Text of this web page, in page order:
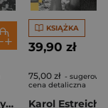
Rzeźpospolita wyd. 2
KSIĄŻKA
39,90 zł
75,00 zł -
cena detaliczna
Karol